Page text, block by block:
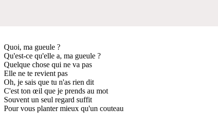
Quoi, ma gueule ?
Qu'est-ce qu'elle a, ma gueule ?
Quelque chose qui ne va pas
Elle ne te revient pas
Oh, je sais que tu n'as rien dit
C'est ton œil que je prends au mot
Souvent un seul regard suffit
Pour vous planter mieux qu'un couteau